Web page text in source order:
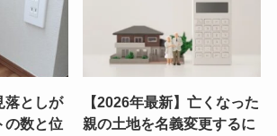
落としが
の数と位
【2026年最新】亡くなった
親の土地を名義変更するに